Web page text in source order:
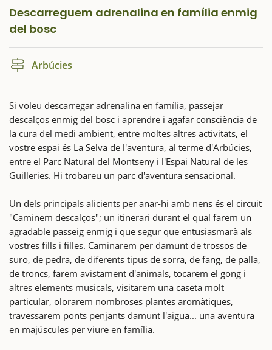
Descarreguem adrenalina en família enmig
del bosc
Arbúcies
Si voleu descarregar adrenalina en família, passejar
descalços enmig del bosc i aprendre i agafar consciència de
la cura del medi ambient, entre moltes altres activitats, el
vostre espai és La Selva de l'aventura, al terme d'Arbúcies,
entre el Parc Natural del Montseny i l'Espai Natural de les
Guilleries. Hi trobareu un parc d'aventura sensacional.
Un dels principals alicients per anar-hi amb nens és el circuit
"Caminem descalços"; un itinerari durant el qual farem un
agradable passeig enmig i que segur que entusiasmarà als
vostres fills i filles. Caminarem per damunt de trossos de
suro, de pedra, de diferents tipus de sorra, de fang, de palla,
de troncs, farem avistament d'animals, tocarem el gong i
altres elements musicals, visitarem una caseta molt
particular, olorarem nombroses plantes aromàtiques,
travessarem ponts penjants damunt l'aigua... una aventura
en majúscules per viure en família.